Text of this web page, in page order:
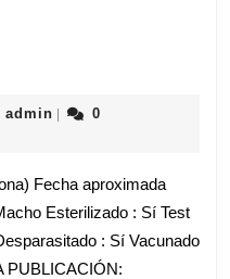
adminadmin
|
0
Fecha aproximada
Esterilizado : Sí Test
: Sí Vacunado
PUBLICACIÓN: